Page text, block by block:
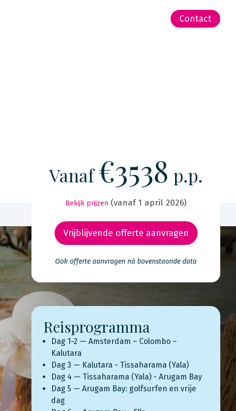
Contact
Vanaf€3538 p.p.
Bekijk prijzen (vanaf 1 april 2026)
Vrijblijvende offerte aanvragen
Ook offerte aanvragen ná bovenstaande data
Reisprogramma
Dag 1-2 — Amsterdam – Colombo –
Kalutara
Dag 3 — Kalutara - Tissaharama (Yala)
Dag 4 — Tissaharama (Yala) - Arugam Bay
Dag 5 — Arugam Bay: golfsurfen en vrije
dag